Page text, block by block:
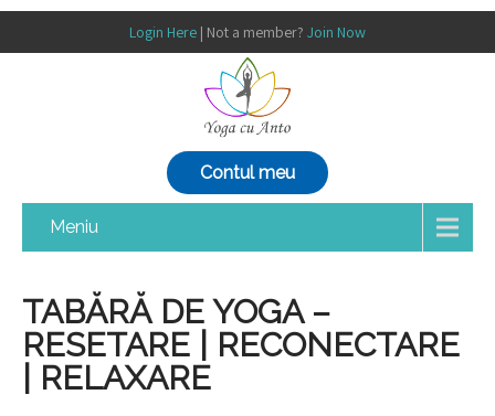
Login Here | Not a member? Join Now
Contul meu
Meniu
TABĂRĂ DE YOGA –
RESETARE | RECONECTARE
| RELAXARE